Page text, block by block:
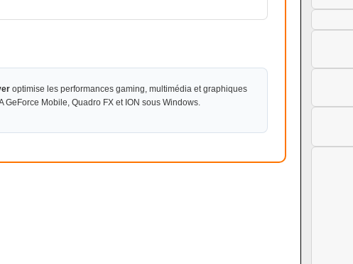
optimise les performances gaming, multimédia et graphiques
GeForce Mobile, Quadro FX et ION sous Windows.